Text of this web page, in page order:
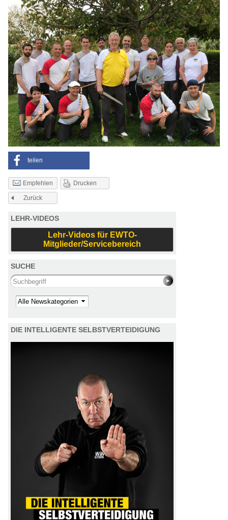
teilen
Empfehlen Drucken
Zurück
LEHR-VIDEOS
Lehr-Videos für EWTO-
Mitglieder/Servicebereich
SUCHE
Search this site
Kategorie
DIE INTELLIGENTE SELBSTVERTEIDIGUNG